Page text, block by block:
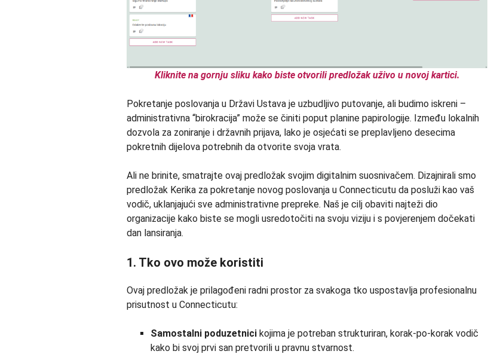
Kliknite na gornju sliku kako biste otvorili predložak uživo u novoj kartici.
Pokretanje poslovanja u Državi Ustava je uzbudljivo putovanje, ali budimo iskreni –
administrativna “birokracija” može se činiti poput planine papirologije. Između lokalnih
dozvola za zoniranje i državnih prijava, lako je osjećati se preplavljeno desecima
pokretnih dijelova potrebnih da otvorite svoja vrata.
Ali ne brinite, smatrajte ovaj predložak svojim digitalnim suosnivačem. Dizajnirali smo
predložak Kerika za pokretanje novog poslovanja u Connecticutu da posluži kao vaš
vodič, uklanjajući sve administrativne prepreke. Naš je cilj obaviti najteži dio
organizacije kako biste se mogli usredotočiti na svoju viziju i s povjerenjem dočekati
dan lansiranja.
1. Tko ovo može koristiti
Ovaj predložak je prilagođeni radni prostor za svakoga tko uspostavlja profesionalnu
prisutnost u Connecticutu:
Samostalni poduzetnici kojima je potreban strukturiran, korak-po-korak vodič
kako bi svoj prvi san pretvorili u pravnu stvarnost.